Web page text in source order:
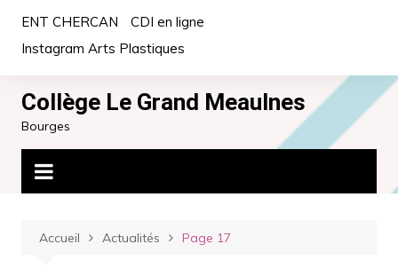
contenu
ENT CHERCAN
CDI en ligne
Instagram Arts Plastiques
Collège Le Grand Meaulnes
Bourges
Accueil Actualités Page 17